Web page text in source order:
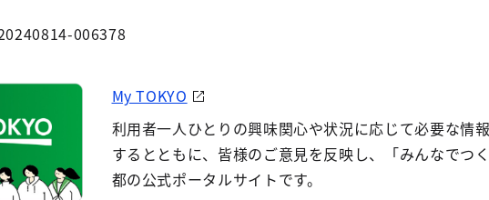
006378
My TOKYO
利用者一人ひとりの興味関心や状況に応じて必要な情
するとともに、皆様のご意見を反映し、「みんなでつ
都の公式ポータルサイトです。